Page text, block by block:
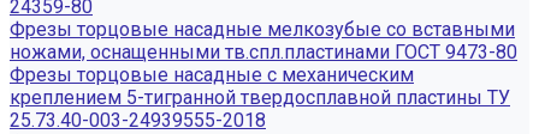
24359-80
Фрезы торцовые насадные мелкозубые со вставными
ножами, оснащенными тв.спл.пластинами ГОСТ 9473-80
Фрезы торцовые насадные с механическим
креплением 5-тигранной твердосплавной пластины ТУ
25.73.40-003-24939555-2018